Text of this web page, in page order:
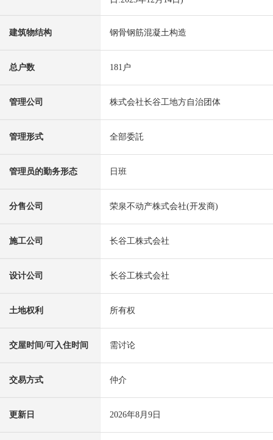
建筑物结构 钢骨钢筋混凝土构造
总户数 181户
管理公司 株式会社长谷工地方自治团体
管理形式 全部委託
管理员的勤务形态 日班
分售公司 荣泉不动产株式会社(开发商)
施工公司 长谷工株式会社
设计公司 长谷工株式会社
土地权利 所有权
交屋时间/可入住时间 需讨论
交易方式 仲介
更新日 2026年8月9日